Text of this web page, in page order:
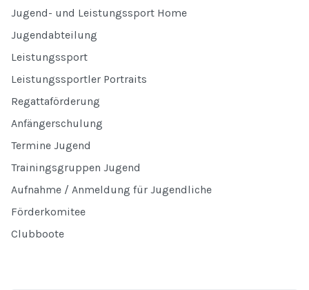
Jugend- und Leistungssport Home
Jugendabteilung
Leistungssport
Leistungssportler Portraits
Regattaförderung
Anfängerschulung
Termine Jugend
Trainingsgruppen Jugend
Aufnahme / Anmeldung für Jugendliche
Förderkomitee
Clubboote